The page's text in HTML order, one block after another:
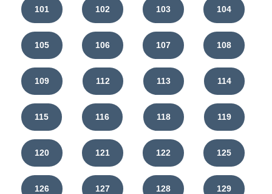
101 102 103 104
105 106 107 108
109 112 113 114
115 116 118 119
120 121 122 125
126 127 128 129